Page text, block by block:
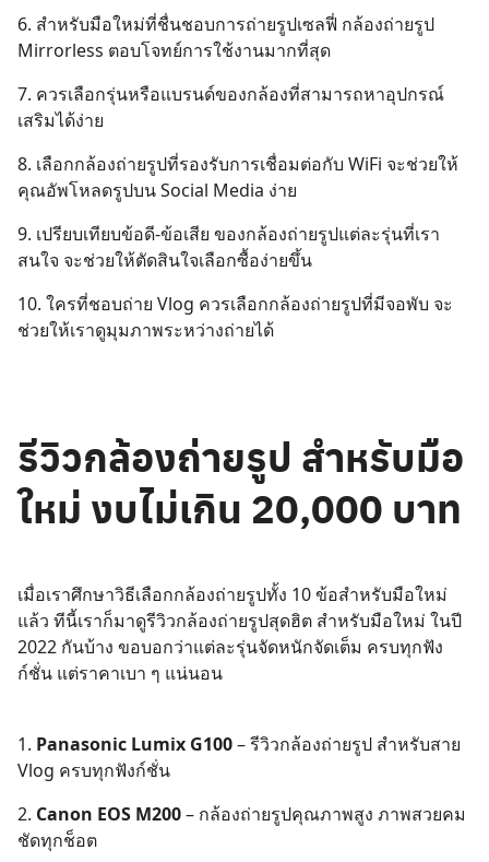
6. สำหรับมือใหม่ที่ชื่นชอบการถ่ายรูปเซลฟี่ กล้องถ่ายรูป
Mirrorless ตอบโจทย์การใช้งานมากที่สุด
7. ควรเลือกรุ่นหรือแบรนด์ของกล้องที่สามารถหาอุปกรณ์
เสริมได้ง่าย
8. เลือกกล้องถ่ายรูปที่รองรับการเชื่อมต่อกับ WiFi จะช่วยให้
คุณอัพโหลดรูปบน Social Media ง่าย
9. เปรียบเทียบข้อดี-ข้อเสีย ของกล้องถ่ายรูปแต่ละรุ่นที่เรา
สนใจ จะช่วยให้ตัดสินใจเลือกซื้อง่ายขึ้น
10. ใครที่ชอบถ่าย Vlog ควรเลือกกล้องถ่ายรูปที่มีจอพับ จะ
ช่วยให้เราดูมุมภาพระหว่างถ่ายได้
รีวิวกล้องถ่ายรูป สำหรับมือ
ใหม่ งบไม่เกิน 20,000 บาท
เมื่อเราศึกษาวิธีเลือกกล้องถ่ายรูปทั้ง 10 ข้อสำหรับมือใหม่
แล้ว ทีนี้เราก็มาดูรีวิวกล้องถ่ายรูปสุดฮิต สำหรับมือใหม่ ในปี
2022 กันบ้าง ขอบอกว่าแต่ละรุ่นจัดหนักจัดเต็ม ครบทุกฟัง
ก์ชั่น แต่ราคาเบา ๆ แน่นอน
1. Panasonic Lumix G100– รีวิวกล้องถ่ายรูป สำหรับสาย
Vlog ครบทุกฟังก์ชั่น
2. Canon EOS M200– กล้องถ่ายรูปคุณภาพสูง ภาพสวยคม
ชัดทุกช็อต